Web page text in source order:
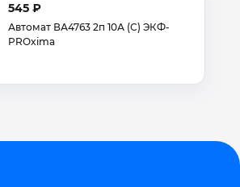
545 ₽
Автомат ВА4763 2п 10А (С) ЭКФ-
PROxima